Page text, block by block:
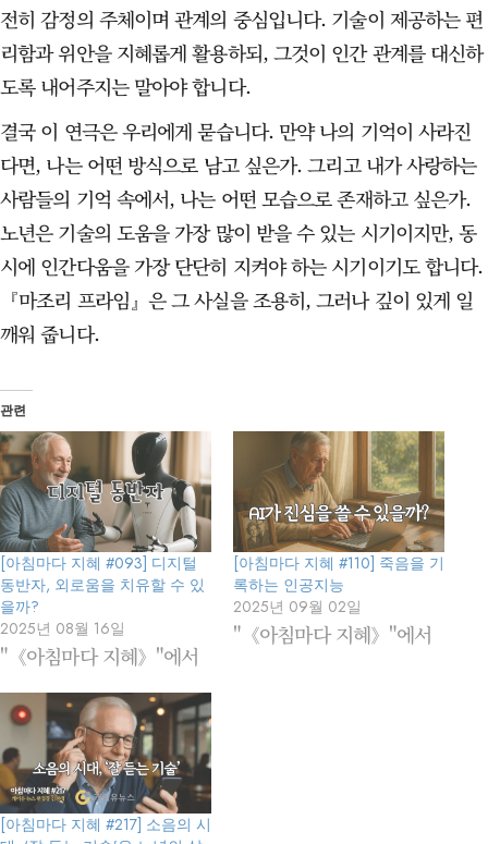
전히 감정의 주체이며 관계의 중심입니다. 기술이 제공하는 편
리함과 위안을 지혜롭게 활용하되, 그것이 인간 관계를 대신하
도록 내어주지는 말아야 합니다.
결국 이 연극은 우리에게 묻습니다. 만약 나의 기억이 사라진
다면, 나는 어떤 방식으로 남고 싶은가. 그리고 내가 사랑하는
사람들의 기억 속에서, 나는 어떤 모습으로 존재하고 싶은가.
노년은 기술의 도움을 가장 많이 받을 수 있는 시기이지만, 동
시에 인간다움을 가장 단단히 지켜야 하는 시기이기도 합니다.
『마조리 프라임』은 그 사실을 조용히, 그러나 깊이 있게 일
깨워 줍니다.
관련
[아침마다 지혜 #093] 디지털
동반자, 외로움을 치유할 수 있
을까?
2025년 08월 16일
"《아침마다 지혜》"에서
[아침마다 지혜 #110] 죽음을 기
록하는 인공지능
2025년 09월 02일
"《아침마다 지혜》"에서
[아침마다 지혜 #217] 소음의 시